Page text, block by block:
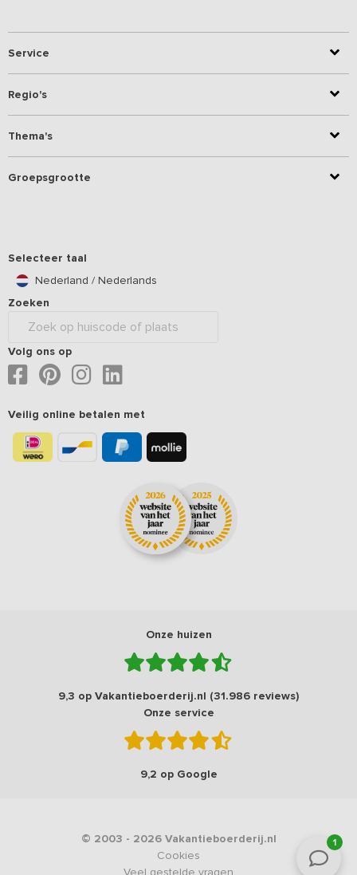
1
Service
Regio's
Thema's
Groepsgrootte
Selecteer taal
Nederland / Nederlands
Zoeken
Volg ons op
Veilig online betalen met
Onze huizen
9,3 op Vakantieboerderij.nl (31.986 reviews)
Onze service
9,2 op Google
© 2003 - 2026 Vakantieboerderij.nl
Cookies